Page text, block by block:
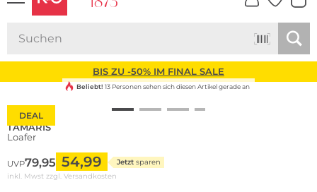
UNSERE APP
CLICK &
BIS ZU -50% IM FINAL SALE
DEAL
Beliebt! 13 Personen sehen sich diesen Artikel gerade an
TAMARIS
Loafer
UVP79,95 54,99 Jetzt sparen
inkl. Mwst zzgl. Versandkosten